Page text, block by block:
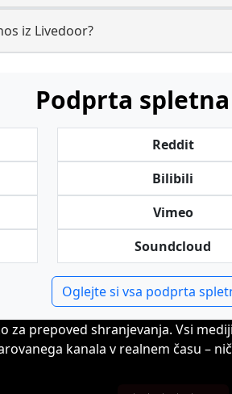
iz Livedoor?
Podprta
Reddit
Bilibili
Vimeo
Soundcloud
Oglejte si vsa podprta
za prepoved shranjevanja. Vsi
kanala v realnem času –